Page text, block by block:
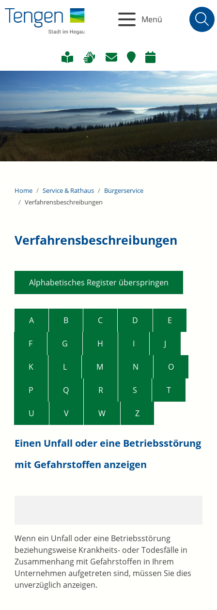
Menü
Home Service & Rathaus
Bürgerservice
Verfahrensbeschreibungen
Verfahrensbeschreibungen
Alphabetisches Register überspringen
A B C D E
F G H I J
K L M N O
P Q R S T
U V W Z
Einen Unfall oder eine Betriebsstörung
mit Gefahrstoffen anzeigen
Wenn ein Unfall oder eine Betriebsstörung
beziehungsweise Krankheits- oder Todesfälle in
Zusammenhang mit Gefahrstoffen in Ihrem
Unternehmen aufgetreten sind, müssen Sie dies
unverzüglich anzeigen.